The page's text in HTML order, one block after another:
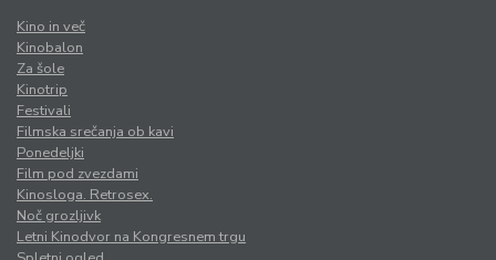
Kino in več
Kinobalon
Za šole
Kinotrip
Festivali
Filmska srečanja ob kavi
Ponedeljki
Film pod zvezdami
Kinosloga. Retrosex.
Noč grozljivk
Letni Kinodvor na Kongresnem trgu